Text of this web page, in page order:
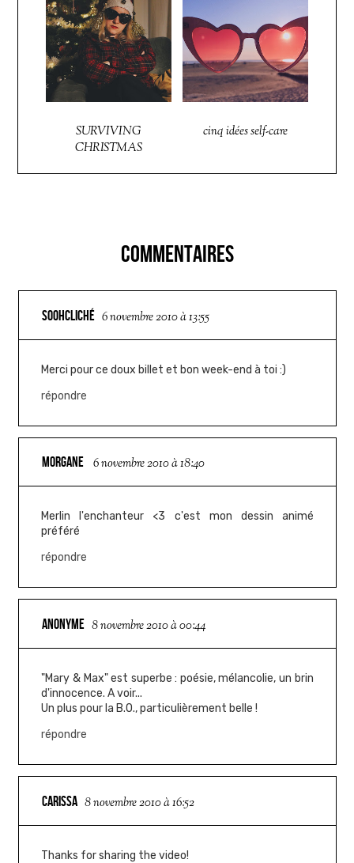
SURVIVING
CHRISTMAS
cinq idées self-care
COMMENTAIRES
SOOHCLICHÉ 6 novembre 2010 à 13:55
Merci pour ce doux billet et bon week-end à toi :)
répondre
MORGANE 6 novembre 2010 à 18:40
Merlin l'enchanteur <3 c'est mon dessin animé
préféré
répondre
ANONYME 8 novembre 2010 à 00:44
"Mary & Max" est superbe : poésie, mélancolie, un brin
d'innocence. A voir...
Un plus pour la B.O., particulièrement belle !
répondre
CARISSA 8 novembre 2010 à 16:52
Thanks for sharing the video!